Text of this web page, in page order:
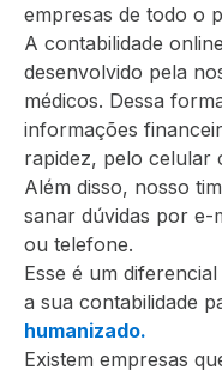
empresas de todo o
A contabilidade
desenvolvido pela
médicos. Dessa
informações
rapidez, pelo celular
Além disso, nosso
sanar dúvidas por e-
ou telefone.
Esse é um
a sua contabilidade
humanizado.
Existem empresas